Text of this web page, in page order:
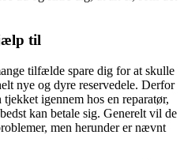
til
tilfælde spare dig for at skulle
nye og dyre reservedele. Derfor
igennem hos en reparatør,
kan betale sig. Generelt vil de
men herunder er nævnt